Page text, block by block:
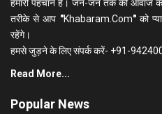
हमारी पहचान है। जन-जन तक की आवाज
तरीके से आप "Khabaram.Com"को
रहेंगे।
हमसे जुड़ने के लिए संपर्क करें- +91-
Read More...
Popular News